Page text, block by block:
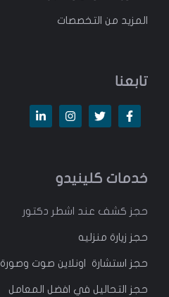
المزيد من التخصصات
تابعنا
خدمات كلينيدو
حجز كشف عند اشطر دكتور
حجز زيارة منزليه
حجز استشارة اونلاين صوت وصورة
حجز التحاليل في افضل المعامل